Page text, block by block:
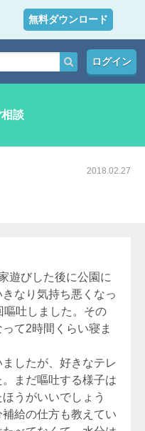
無料ダウンロード
ログイン
談
2018.02.27
遊びした後に公園に
なり気持ち悪くなっ
嘔吐しました。その
て2時間くらい寝ま
したが、好きなテレ
まだ嘔吐する様子は
うがいいでしょう
給の仕方も教えてい